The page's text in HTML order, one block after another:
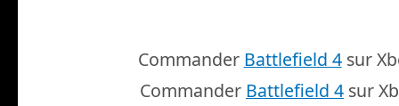
Commander Battlefield 4sur
Commander Battlefield 4 sur